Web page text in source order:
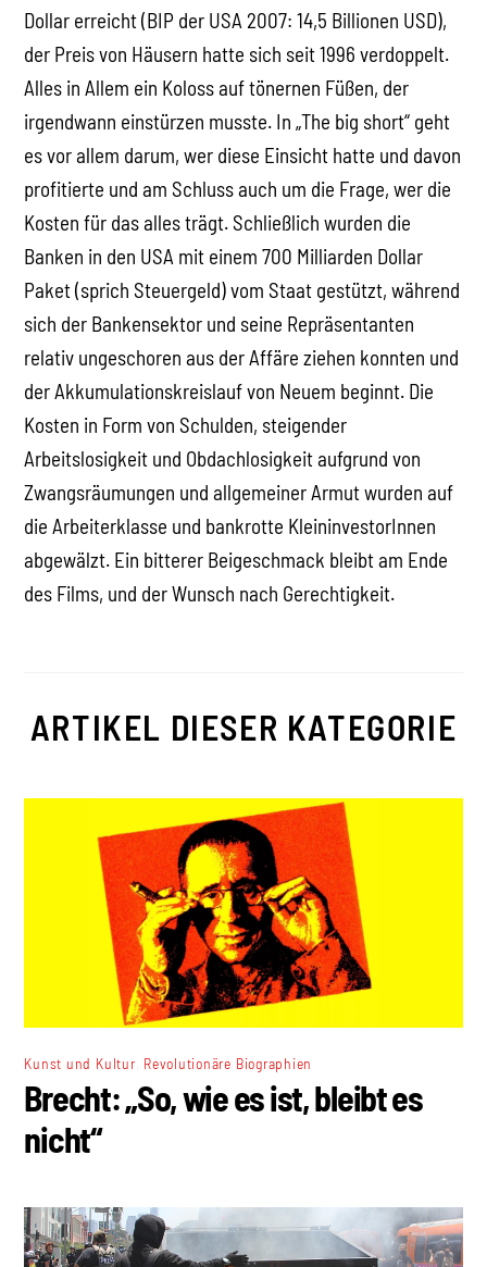
Dollar erreicht (BIP der USA 2007: 14,5 Billionen USD),
der Preis von Häusern hatte sich seit 1996 verdoppelt.
Alles in Allem ein Koloss auf tönernen Füßen, der
irgendwann einstürzen musste. In „The big short“ geht
es vor allem darum, wer diese Einsicht hatte und davon
profitierte und am Schluss auch um die Frage, wer die
Kosten für das alles trägt. Schließlich wurden die
Banken in den USA mit einem 700 Milliarden Dollar
Paket (sprich Steuergeld) vom Staat gestützt, während
sich der Bankensektor und seine Repräsentanten
relativ ungeschoren aus der Affäre ziehen konnten und
der Akkumulationskreislauf von Neuem beginnt. Die
Kosten in Form von Schulden, steigender
Arbeitslosigkeit und Obdachlosigkeit aufgrund von
Zwangsräumungen und allgemeiner Armut wurden auf
die Arbeiterklasse und bankrotte KleininvestorInnen
abgewälzt. Ein bitterer Beigeschmack bleibt am Ende
des Films, und der Wunsch nach Gerechtigkeit.
ARTIKEL DIESER KATEGORIE
Kunst und Kultur Revolutionäre Biographien
Brecht: „So, wie es ist, bleibt es
nicht“